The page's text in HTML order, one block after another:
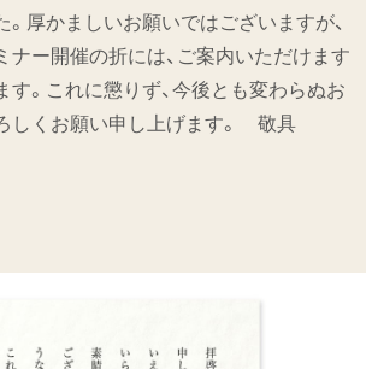
。厚かましいお願いではございますが、
ナー開催の折には、ご案内いただけます
す。これに懲りず、今後とも変わらぬお
しくお願い申し上げます。 敬具